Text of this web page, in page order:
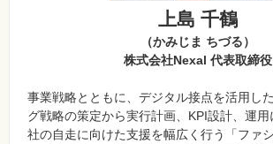
上島 千鶴
（かみじま ちづる）
株式会社Nexal 代表取締役
事業戦略とともに、デジタル接点を活用し
グ戦略の策定から実行計画、KPI設計、運
社の自走に向けた支援を幅広く行う「ファ